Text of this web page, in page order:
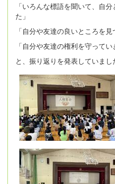
「いろんな標語を聞いて、自
た」
「自分や友達の良いところを見
「自分や友達の権利を守ってい
と、振り返りを発表していまし